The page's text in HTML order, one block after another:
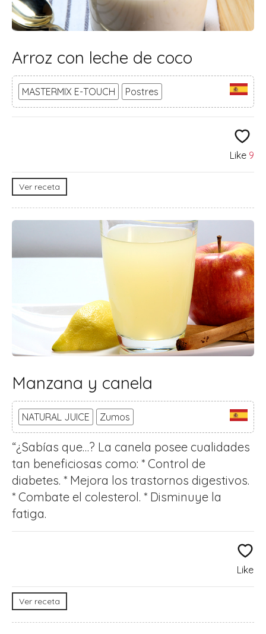
Arroz con leche de coco
MASTERMIX E-TOUCH Postres
Like 9
Ver receta
Manzana y canela
NATURAL JUICE Zumos
“¿Sabías que…? La canela posee cualidades
tan beneficiosas como: * Control de
diabetes. * Mejora los trastornos digestivos.
* Combate el colesterol. * Disminuye la
fatiga.
Like
Ver receta